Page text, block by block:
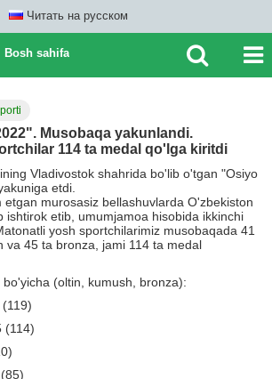
Читать на русском
Bosh sahifa
Musobaqa yakunlandi.
114 ta medal qo'lga kiritdi
Vladivostok shahrida bo'lib o'tgan "Osiyo
etdi.
etgan murosasiz bellashuvlarda O'zbekiston
ishtirok etib, umumjamoa hisobida ikkinchi
yosh sportchilarimiz musobaqada 41
va 45 ta bronza, jami 114 ta medal
(oltin, kumush, bronza):
(114)